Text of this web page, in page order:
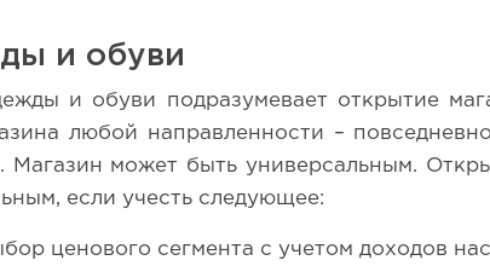
и обуви
и обуви подразумевает открытие
любой направленности –
Магазин может быть универсальным.
если учесть следующее:
ценового сегмента с учетом доходов